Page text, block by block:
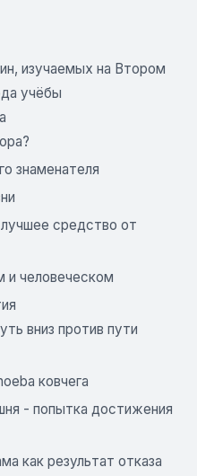
изучаемых на Втором
учёбы
знаменателя
средство от
и человеческом
вниз против пути
ковчега
- попытка достижения
как результат отказа